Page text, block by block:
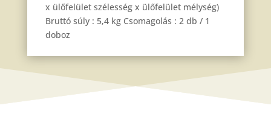
x ülőfelület szélesség x ülőfelület mélység)
Bruttó súly : 5,4 kg Csomagolás : 2 db / 1
doboz